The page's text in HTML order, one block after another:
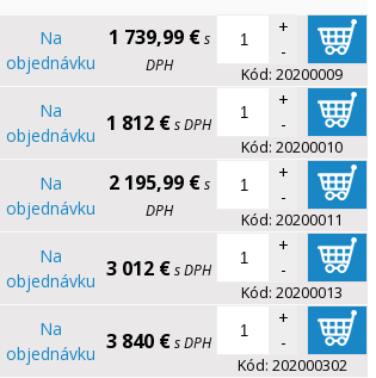
Na
objednávku
1 739,99 € s
DPH
+
-
Kód: 20200009
Na
objednávku 1 812 €s DPH
+
-
Kód: 20200010
Na
objednávku
2 195,99 € s
DPH
+
-
Kód: 20200011
Na
objednávku 3 012 €s DPH
+
-
Kód: 20200013
Na
objednávku 3 840 €s DPH
+
-
Kód: 202000302